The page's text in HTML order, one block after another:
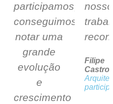
participamos,
conseguimos
notar uma
grande
evolução
e
crescimento
nosso
Filipe
Castro
Arquiteto